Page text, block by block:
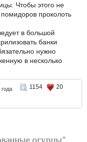
Чтобы этого не
проколоть
в большой
банки
нужно
в несколько
1154
20
огурцы"